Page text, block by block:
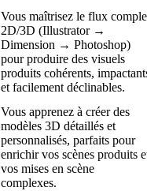
Vous maîtrisez le flux
2D/3D (Illustrator →
Dimension → Photoshop)
pour produire des visuels
produits cohérents,
et facilement déclinables.
Vous apprenez à créer des
modèles 3D détaillés et
personnalisés, parfaits pour
enrichir vos scènes produits
vos mises en scène
complexes.